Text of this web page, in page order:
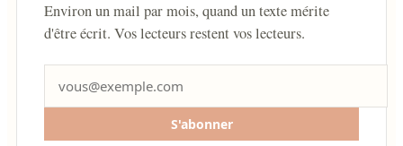
Environ un mail par mois, quand un texte mérite
d'être écrit. Vos lecteurs restent vos lecteurs.
S'abonner